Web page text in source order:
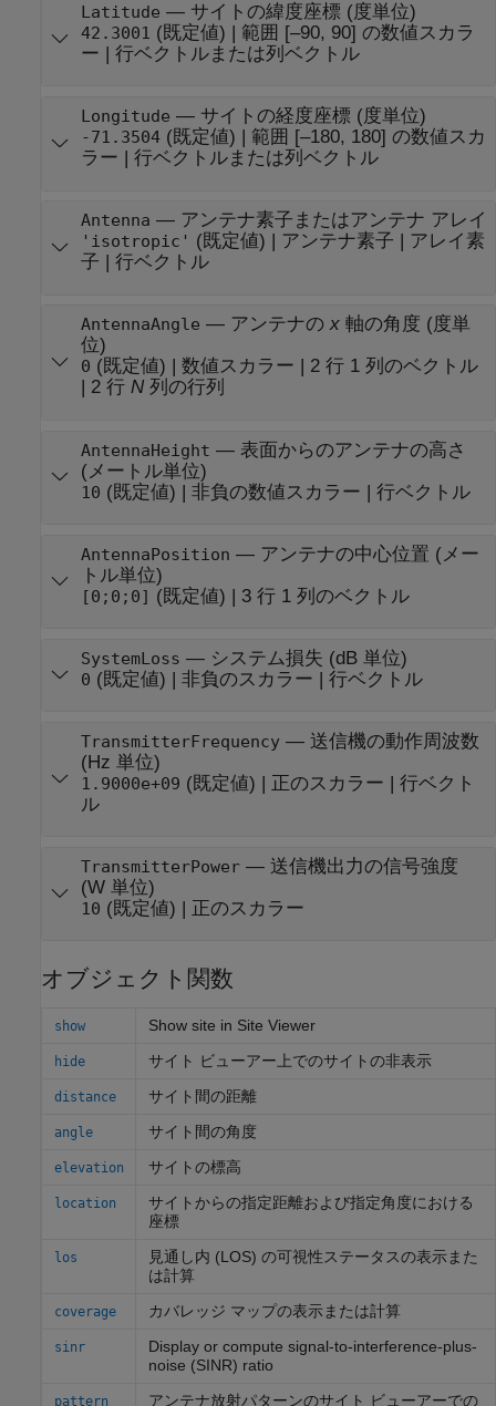
Latitude — サイトの緯度座標 (度単位)
42.3001 (既定値) | 範囲 [–90, 90] の数値スカラ
ー | 行ベクトルまたは列ベクトル
Longitude — サイトの経度座標 (度単位)
-71.3504(既定値) | 範囲 [–180, 180] の数値スカ
ラー | 行ベクトルまたは列ベクトル
Antenna — アンテナ素子またはアンテナ アレイ
'isotropic' (既定値) | アンテナ素子
アレイ素
子
行ベクトル
AntennaAngle — アンテナのx軸の角度 (度単
位)
0 (既定値) | 数値スカラー
2 行 1 列のベクトル
2 行 N列の行列
AntennaHeight — 表面からのアンテナの高さ
(メートル単位)
10 (既定値) | 非負の数値スカラー | 行ベクトル
AntennaPosition — アンテナの中心位置 (メー
トル単位)
[0;0;0] (既定値) | 3 行 1 列のベクトル
SystemLoss — システム損失 (dB 単位)
0 (既定値) | 非負のスカラー | 行ベクトル
TransmitterFrequency— 送信機の動作周波数
(Hz 単位)
1.9000e+09 (既定値) | 正のスカラー | 行ベクト
ル
TransmitterPower— 送信機出力の信号強度
(W 単位)
10 (既定値) | 正のスカラー
オブジェクト関数
show Show site in Site Viewer
hide サイト ビューアー上でのサイトの非表示
distance サイト間の距離
angle サイト間の角度
elevation サイトの標高
location
サイトからの指定距離および指定角度における
座標
los
見通し内 (LOS) の可視性ステータスの表示また
は計算
coverage カバレッジ マップの表示または計算
sinr
Display or compute signal-to-interference-plus-
noise (SINR) ratio
pattern アンテナ放射パターンのサイト ビューアーでの